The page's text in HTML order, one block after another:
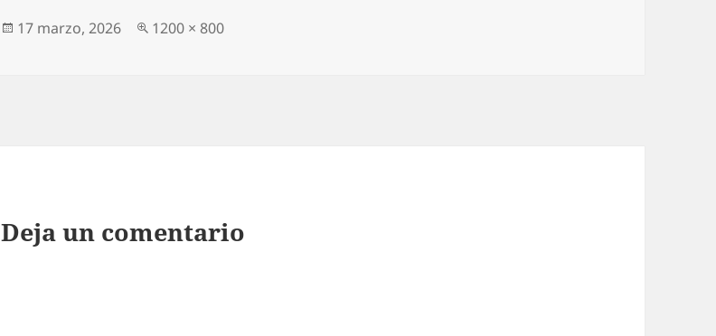
Publicado
17 marzo, 2026
Tamaño
1200 × 800
Deja un comentario